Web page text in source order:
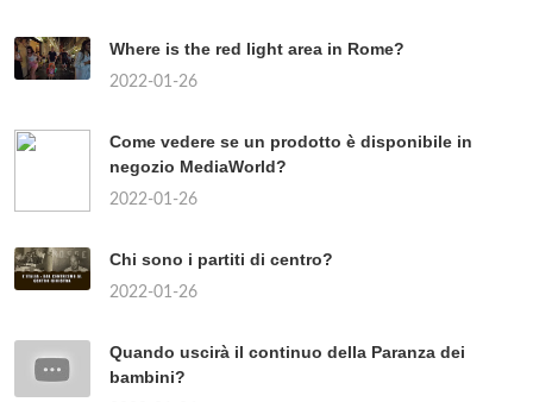
Where is the red light area in Rome?
2022-01-26
Come vedere se un prodotto è disponibile in
negozio MediaWorld?
2022-01-26
Chi sono i partiti di centro?
2022-01-26
Quando uscirà il continuo della Paranza dei
bambini?